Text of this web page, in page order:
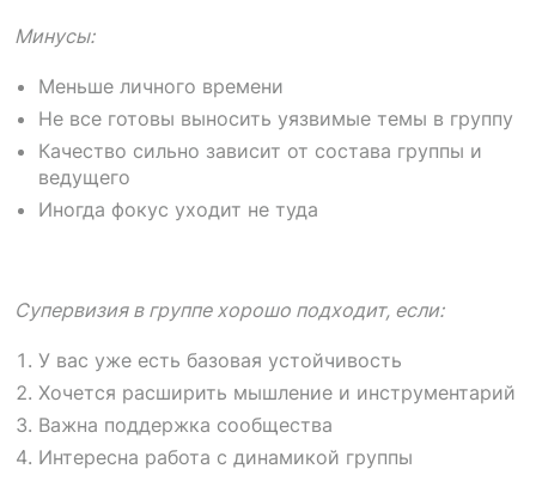
Минусы:
Меньше личного времени
Не все готовы выносить уязвимые темы в группу
Качество сильно зависит от состава группы и
ведущего
Иногда фокус уходит не туда
Супервизия в группе хорошо подходит, если:
У вас уже есть базовая устойчивость
Хочется расширить мышление и инструментарий
Важна поддержка сообщества
Интересна работа с динамикой группы